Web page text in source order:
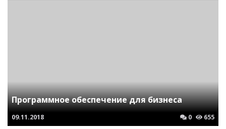
Программное обеспечение для бизнеса
09.11.2018 0 655